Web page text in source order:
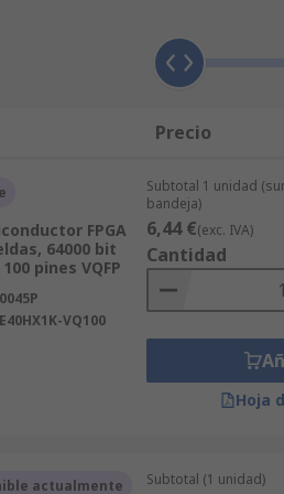
un contacto de salida o
salidas a bloques de lógica.
Los ingenieros de
los cambios.
¿En qué se
secuenciales o
Se encuentran
Su naturaleza reprogramable
cantidad de bloques lógicos
especializado.
Precio
FPGA
64000 bit
pines VQFP
VQ100
Subtotal 1 unidad
bandeja)
6,44 €(exc. IVA)
Cantidad
Hoja
actualmente Subtotal (1 unidad)